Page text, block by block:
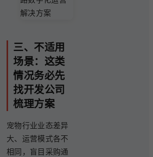
三、不适用
场景：这类
情况务必先
找开发公司
梳理方案
宠物行业业态差异
大、运营模式各不
相同，盲目采购通